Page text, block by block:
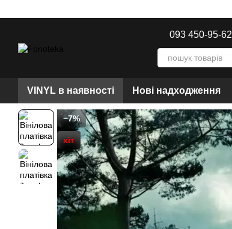
093 450-95-62
VINYL в наявності Нові надходження
−7%
хіт